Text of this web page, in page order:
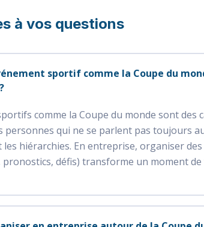
à vos questions
sportif comme la Coupe du
comme la Coupe du monde sont des
personnes qui ne se parlent pas toujours
hiérarchies. En entreprise, organiser
défis) transforme un moment